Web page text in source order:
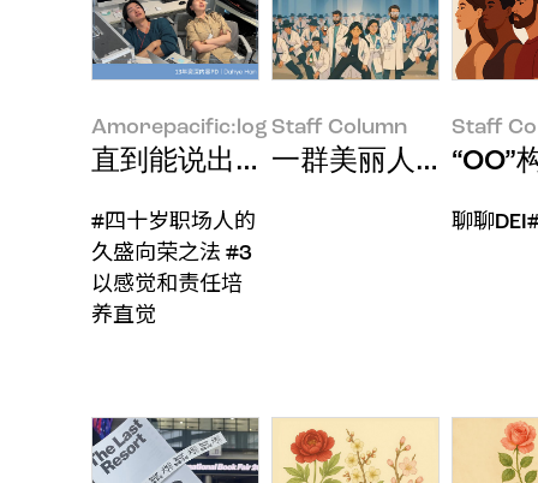
Amorepacific:log
直到能说出“现在这个就是对的”
#四十岁职场人的
久盛向荣之法 #3
以感觉和责任培
养直觉
Staff Column
一群美丽人儿的
Staff
“OO”
聊聊